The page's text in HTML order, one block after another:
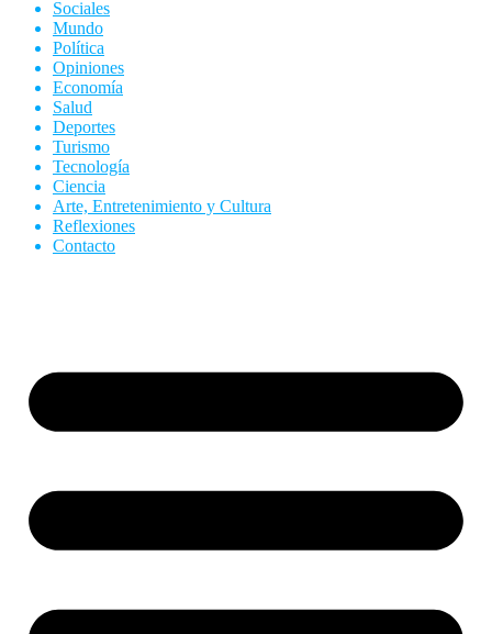
Sociales
Mundo
Política
Opiniones
Economía
Salud
Deportes
Turismo
Tecnología
Ciencia
Arte, Entretenimiento y Cultura
Reflexiones
Contacto